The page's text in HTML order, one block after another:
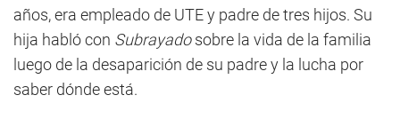
años, era empleado de UTE y padre de tres hijos. Su
hija habló con Subrayadosobre la vida de la familia
luego de la desaparición de su padre y la lucha por
saber dónde está.